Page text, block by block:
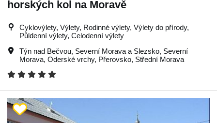
horských kol na Moravě
Cyklovýlety, Výlety, Rodinné výlety, Výlety do přírody,
Půldenní výlety, Celodenní výlety
Týn nad Bečvou, Severní Morava a Slezsko, Severní
Morava, Oderské vrchy, Přerovsko, Střední Morava